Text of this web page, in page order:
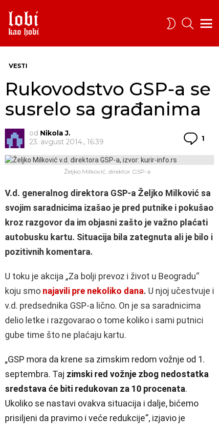
SWITCH
SKIN
VESTI
Rukovodstvo GSP-a se
susrelo sa građanima
od Nikola J.
23. avgust 2014., 16:39
1
Željko Milković, direktor GSP-a
V.d. generalnog direktora GSP-a Željko Milković sa
svojim saradnicima izašao je pred putnike i pokušao
kroz razgovor da im objasni zašto je važno plaćati
autobusku kartu. Situacija bila zategnuta ali je bilo i
pozitivnih komentara.
U toku je akcija „Za bolji prevoz i život u Beogradu“
koju smo najavili pre nekoliko dana. U njoj učestvuje i
v.d. predsednika GSP-a lično. On je sa saradnicima
delio letke i razgovarao o tome koliko i sami putnici
gube time što ne plaćaju kartu.
„GSP mora da krene sa zimskim redom vožnje od 1.
septembra. Taj zimski red vožnje zbog nedostatka
sredstava će biti redukovan za 10 procenata.
Ukoliko se nastavi ovakva situacija i dalje, bićemo
prisiljeni da pravimo i veće redukcije“, izjavio je